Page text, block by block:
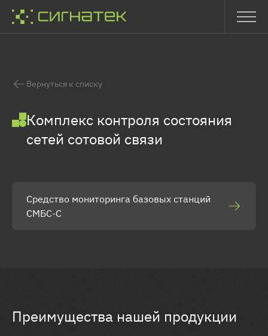
Комплекс контроля состояния
сетей сотовой связи
Вернуться к списку
Средство мониторинга базовых станций
СМБС-С
Преимущества нашей продукции